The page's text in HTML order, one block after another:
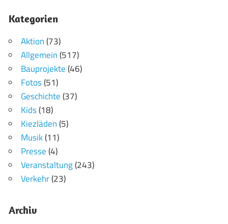
Kategorien
Aktion(73)
Allgemein(517)
Bauprojekte(46)
Fotos(51)
Geschichte(37)
Kids(18)
Kiezläden(5)
Musik(11)
Presse(4)
Veranstaltung(243)
Verkehr(23)
Archiv